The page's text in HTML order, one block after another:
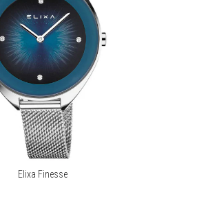
Elixa Finesse